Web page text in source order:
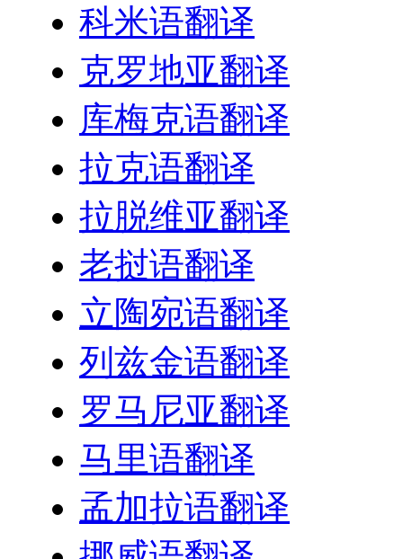
科米语翻译
克罗地亚翻译
库梅克语翻译
拉克语翻译
拉脱维亚翻译
老挝语翻译
立陶宛语翻译
列兹金语翻译
罗马尼亚翻译
马里语翻译
孟加拉语翻译